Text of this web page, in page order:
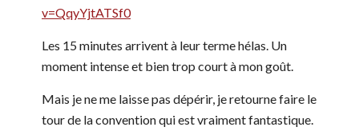
v=QqyYjtATSf0
Les 15 minutes arrivent à leur terme hélas. Un
moment intense et bien trop court à mon goût.
Mais je ne me laisse pas dépérir, je retourne faire le
tour de la convention qui est vraiment fantastique.